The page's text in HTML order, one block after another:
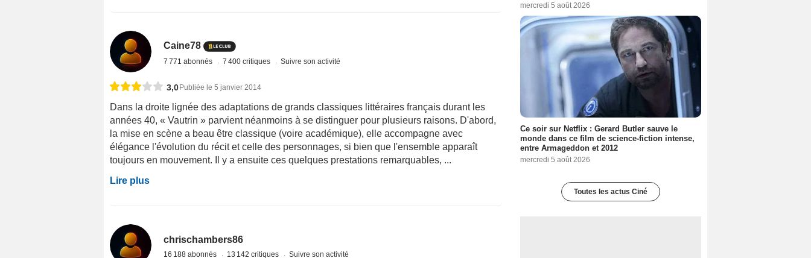
Caine78
7 771 abonnés 7 400 critiques Suivre son activité
3,0 Publiée le 5 janvier 2014
Dans la droite lignée des adaptations de grands classiques littéraires français durant les
années 40, « Vautrin » parvient néanmoins à se distinguer pour plusieurs raisons. D'abord,
la mise en scène a beau être classique (voire académique), elle accompagne avec
élégance l'évolution du récit et celle des personnages, si bien que l'ensemble apparaît
toujours en mouvement. Il y a ensuite ces quelques prestations remarquables, ...
Lire plus
chrischambers86
16 188 abonnés 13 142 critiques Suivre son activité
mercredi 5 août 2026
Ce soir sur Netflix : Gerard Butler sauve le
monde dans ce film de science-fiction intense,
entre Armageddon et 2012
mercredi 5 août 2026
Toutes les actus Ciné